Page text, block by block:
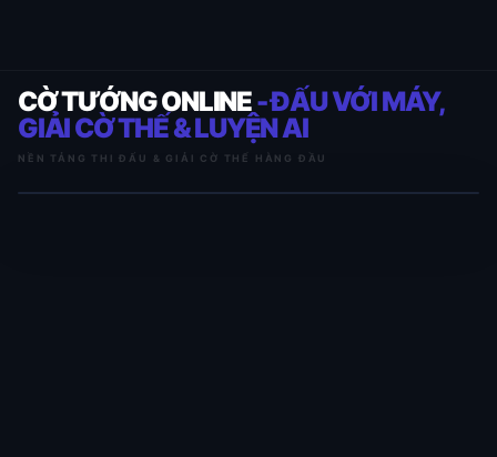
CỜ TƯỚNG ONLINE- ĐẤU VỚI MÁY,
GIẢI CỜ THẾ & LUYỆN AI
NỀN TẢNG THI ĐẤU & GIẢI CỜ THẾ HÀNG ĐẦU